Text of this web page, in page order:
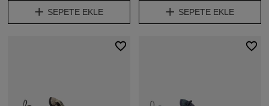
SEPETE EKLE SEPETE EKLE